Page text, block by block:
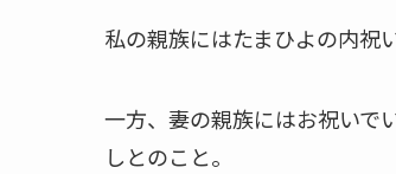
私の親族にはたまひよの内祝
一方、妻の親族にはお祝いで
しとのこと。